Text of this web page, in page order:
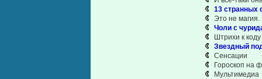
13 странных
Это не
Чоли с
Штрихи к коду
Звездный
Сенсации
Гороскоп на
Мультимедиа